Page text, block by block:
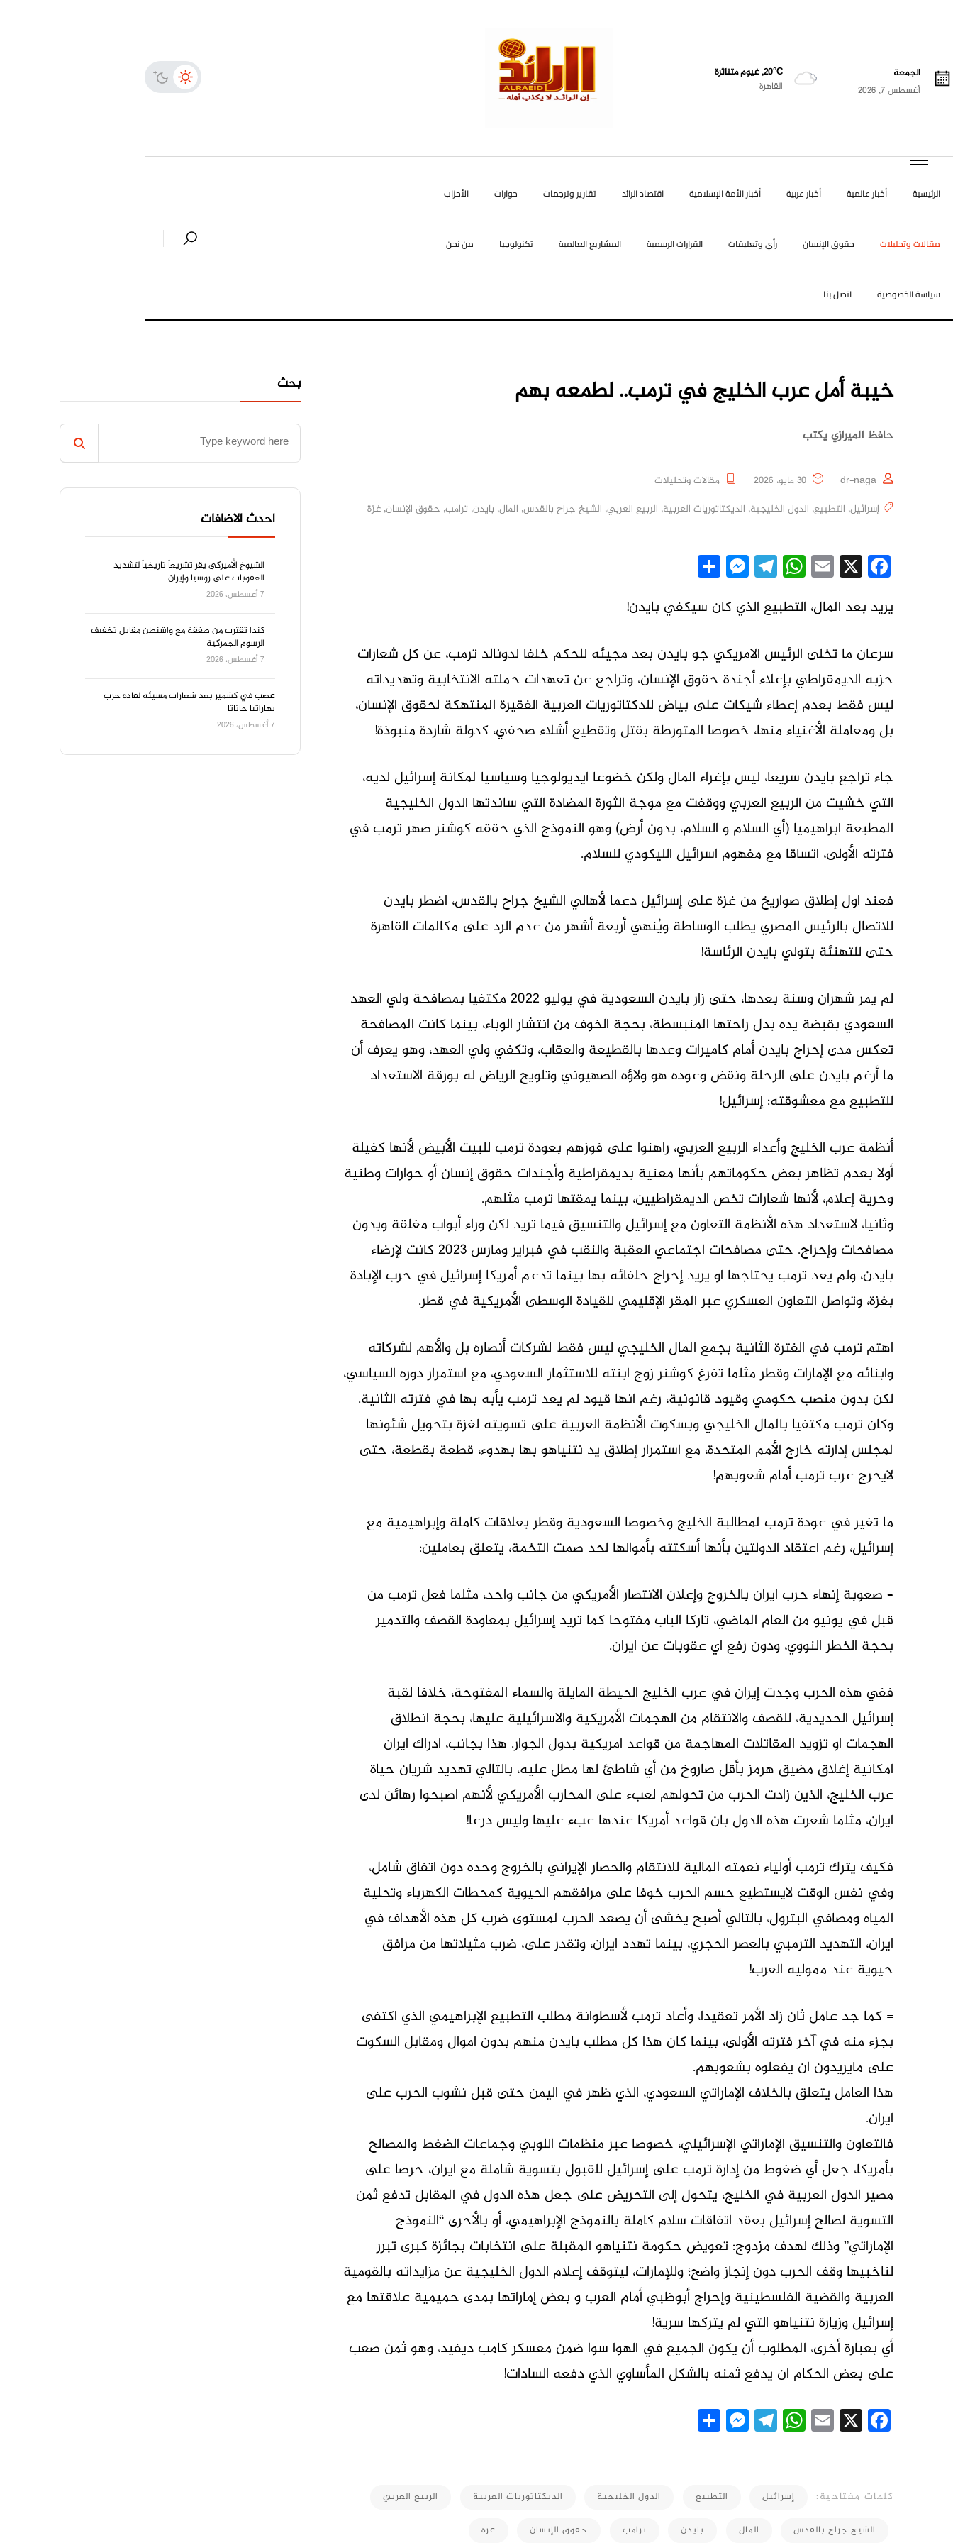
الجمعة
أغسطس 7, 2026
20°C, غيوم متناثرة
القاهرة
الرئيسية أخبار عالمية أخبار عربية أخبار الأمة الإسلامية اقتصاد الرائد تقارير وترجمات حوارات الأحزاب
مقالات وتحليلات حقوق الإنسان رأي وتعليقات القرارات الرسمية المشاريع العالمية تكنولوجيا من نحن
سياسة الخصوصية اتصل بنا
خيبة أمل عرب الخليج في ترمب.. لطمعه بهم
حافظ الميرازي يكتب
dr-naga
مقالات وتحليلات
إسرائيل, التطبيع, الدول الخليجية, الديكتاتوريات العربية, الربيع العربي, الشيخ جراح بالقدس, المال, بايدن, ترامب, حقوق الإنسان, غزة
Facebook
X
Email
WhatsApp
Telegram
Messenger
يريد بعد المال، التطبيع الذي كان سيكفي بايدن!
سرعان ما تخلى الرئيس الامريكي جو بايدن بعد مجيئه للحكم خلفا لدونالد ترمب، عن كل شعارات
حزبه الديمقراطي بإعلاء أجندة حقوق الإنسان، وتراجع عن تعهدات حملته الانتخابية وتهديداته
ليس فقط بعدم إعطاء شيكات على بياض للدكتاتوريات العربية الفقيرة المنتهكة لحقوق الإنسان،
بل ومعاملة الأغنياء منها، خصوصا المتورطة بقتل وتقطيع أشلاء صحفي، كدولة شاردة منبوذة!
جاء تراجع بايدن سريعا، ليس بإغراء المال ولكن خضوعا ايديولوجيا وسياسيا لمكانة إسرائيل لديه،
التي خشيت من الربيع العربي ووقفت مع موجة الثورة المضادة التي ساندتها الدول الخليجية
المطبعة ابراهيميا (أي السلام و السلام، بدون أرض) وهو النموذج الذي حققه كوشنر صهر ترمب في
فترته الأولى، اتساقا مع مفهوم اسرائيل الليكودي للسلام.
فعند اول إطلاق صواريخ من غزة على إسرائيل دعما لأهالي الشيخ جراح بالقدس، اضطر بايدن
للاتصال بالرئيس المصري يطلب الوساطة ويُنهي أربعة أشهر من عدم الرد على مكالمات القاهرة
حتى للتهنئة بتولي بايدن الرئاسة!
لم يمر شهران وسنة بعدها، حتى زار بايدن السعودية في يوليو 2022 مكتفيا بمصافحة ولي العهد
السعودي بقبضة يده بدل راحتها المنبسطة، بحجة الخوف من انتشار الوباء، بينما كانت المصافحة
تعكس مدى إحراج بايدن أمام كاميرات وعدها بالقطيعة والعقاب، وتكفي ولي العهد، وهو يعرف أن
ما أرغم بايدن على الرحلة ونقض وعوده هو ولاؤه الصهيوني وتلويح الرياض له بورقة الاستعداد
للتطبيع مع معشوقته: إسرائيل!
أنظمة عرب الخليج وأعداء الربيع العربي، راهنوا على فوزهم بعودة ترمب للبيت الأبيض لأنها كفيلة
أولا بعدم تظاهر بعض حكوماتهم بأنها معنية بديمقراطية وأجندات حقوق إنسان أو حوارات وطنية
وحرية إعلام، لأنها شعارات تخص الديمقراطيين، بينما يمقتها ترمب مثلهم.
وثانيا، لاستعداد هذه الأنظمة التعاون مع إسرائيل والتنسيق فيما تريد لكن وراء أبواب مغلقة وبدون
مصافحات وإحراج. حتى مصافحات اجتماعي العقبة والنقب في فبراير ومارس 2023 كانت لإرضاء
بايدن، ولم يعد ترمب يحتاجها او يريد إحراج حلفائه بها بينما تدعم أمريكا إسرائيل في حرب الإبادة
بغزة، وتواصل التعاون العسكري عبر المقر الإقليمي للقيادة الوسطى الأمريكية في قطر.
اهتم ترمب في الفترة الثانية بجمع المال الخليجي ليس فقط لشركات أنصاره بل والأهم لشركاته
وابنائه مع الإمارات وقطر مثلما تفرغ كوشنر زوج ابنته للاستثمار السعودي، مع استمرار دوره السياسي،
لكن بدون منصب حكومي وقيود قانونية، رغم انها قيود لم يعد ترمب يأبه بها في فترته الثانية.
وكان ترمب مكتفيا بالمال الخليجي وبسكوت الأنظمة العربية على تسويته لغزة بتحويل شئونها
لمجلس إدارته خارج الأمم المتحدة، مع استمرار إطلاق يد نتنياهو بها بهدوء، قطعة بقطعة، حتى
لايحرج عرب ترمب أمام شعوبهم!
ما تغير في عودة ترمب لمطالبة الخليج وخصوصا السعودية وقطر بعلاقات كاملة وإبراهيمية مع
إسرائيل، رغم اعتقاد الدولتين بأنها أسكتته بأموالها لحد صمت التخمة، يتعلق بعاملين:
– صعوبة إنهاء حرب ايران بالخروج وإعلان الانتصار الأمريكي من جانب واحد، مثلما فعل ترمب من
قبل في يونيو من العام الماضي، تاركا الباب مفتوحا كما تريد إسرائيل بمعاودة القصف والتدمير
بحجة الخطر النووي، ودون رفع اي عقوبات عن ايران.
ففي هذه الحرب وجدت إيران في عرب الخليج الحيطة المايلة والسماء المفتوحة، خلافا لقبة
إسرائيل الحديدية، للقصف والانتقام من الهجمات الأمريكية والاسرائيلية عليها، بحجة انطلاق
الهجمات او تزويد المقاتلات المهاجمة من قواعد امريكية بدول الجوار. هذا بجانب، ادراك ايران
امكانية إغلاق مضيق هرمز بأقل صاروخ من أي شاطئ لها مطل عليه، بالتالي تهديد شريان حياة
عرب الخليج، الذين زادت الحرب من تحولهم لعبء على المحارب الأمريكي لأنهم اصبحوا رهائن لدى
ايران، مثلما شعرت هذه الدول بان قواعد أمريكا عندها عبء عليها وليس درعا!
فكيف يترك ترمب أولياء نعمته المالية للانتقام والحصار الإيراني بالخروج وحده دون اتفاق شامل،
وفي نفس الوقت لايستطيع حسم الحرب خوفا على مرافقهم الحيوية كمحطات الكهرباء وتحلية
المياه ومصافي البترول، بالتالي أصبح يخشى أن يصعد الحرب لمستوى ضرب كل هذه الأهداف في
ايران، التهديد الترمبي بالعصر الحجري، بينما تهدد ايران، وتقدر على، ضرب مثيلاتها من مرافق
حيوية عند مموليه العرب!
= كما جد عامل ثان زاد الأمر تعقيدا، وأعاد ترمب لأسطوانة مطلب التطبيع الإبراهيمي الذي اكتفى
بجزء منه في آخر فترته الأولى، بينما كان هذا كل مطلب بايدن منهم بدون اموال ومقابل السكوت
على مايريدون ان يفعلوه بشعوبهم.
هذا العامل يتعلق بالخلاف الإماراتي السعودي، الذي ظهر في اليمن حتى قبل نشوب الحرب على
ايران.
فالتعاون والتنسيق الإماراتي الإسرائيلي، خصوصا عبر منظمات اللوبي وجماعات الضغط والمصالح
بأمريكا، جعل أي ضغوط من إدارة ترمب على إسرائيل للقبول بتسوية شاملة مع ايران، حرصا على
مصير الدول العربية في الخليج، يتحول إلى التحريض على جعل هذه الدول في المقابل تدفع ثمن
التسوية لصالح إسرائيل بعقد اتفاقات سلام كاملة بالنموذج الإبراهيمي، أو بالأحرى “النموذج
الإماراتي” وذلك لهدف مزدوج: تعويض حكومة نتنياهو المقبلة على انتخابات بجائزة كبرى تبرر
لناخبيها وقف الحرب دون إنجاز واضح؛ وللإمارات، ليتوقف إعلام الدول الخليجية عن مزايداته بالقومية
العربية والقضية الفلسطينية وإحراج أبوظبي أمام العرب و بعض إماراتها بمدى حميمية علاقتها مع
إسرائيل وزيارة نتنياهو التي لم يتركها سرية!
أي بعبارة أخرى، المطلوب أن يكون الجميع في الهوا سوا ضمن معسكر كامب ديفيد، وهو ثمن صعب
على بعض الحكام ان يدفع ثمنه بالشكل المأساوي الذي دفعه السادات!
Facebook
X
Email
WhatsApp
Telegram
Messenger
كلمات مفتاحية: إسرائيل التطبيع الدول الخليجية الديكتاتوريات العربية الربيع العربي
الشيخ جراح بالقدس المال بايدن ترامب حقوق الإنسان غزة
بحث
احدث الاضافات
الشيوخ الأميركي يقر تشريعاً تاريخياً لتشديد
العقوبات على روسيا وإيران
7 أغسطس، 2026
كندا تقترب من صفقة مع واشنطن مقابل تخفيف
الرسوم الجمركية
7 أغسطس، 2026
غضب في كشمير بعد شعارات مسيئة لقادة حزب
بهاراتيا جاناتا
7 أغسطس، 2026